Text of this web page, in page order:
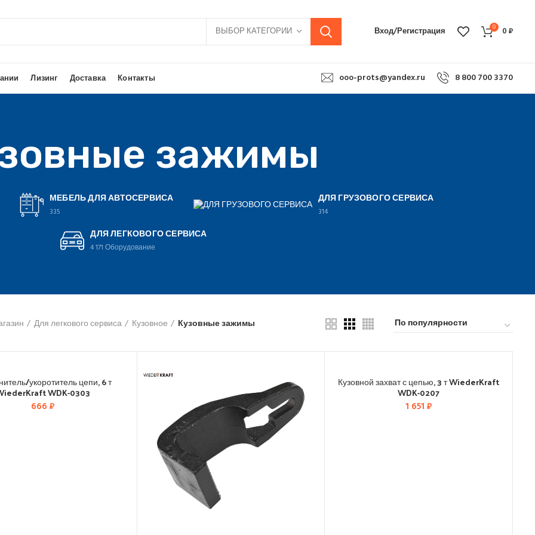
ВЫБОР КАТЕГОРИИ Вход/Регистрация 0 0₽
Лизинг Доставка Контакты ooo-prots@yandex.ru 8 800 700 3370
зажимы
МЕБЕЛЬ ДЛЯ АВТОСЕРВИСА
335
ДЛЯ ГРУЗОВОГО СЕРВИСА
314
ДЛЯ ЛЕГКОВОГО СЕРВИСА
4 171 Оборудование
Для легкового сервиса Кузовное Кузовные зажимы
укоротитель цепи, 6 т
WDK-0303
666₽
Кузовной захват с цепью, 3 т WiederKraft
WDK-0207
1 651₽